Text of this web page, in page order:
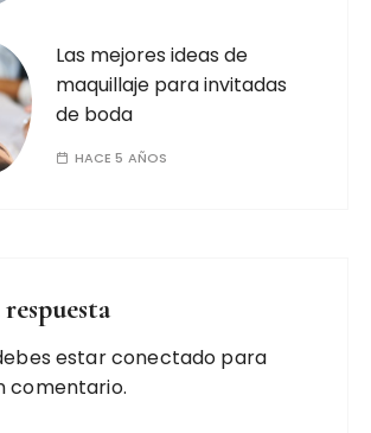
Las mejores ideas de
maquillaje para invitadas
de boda
HACE 5 AÑOS
estarconectado para
comentario.